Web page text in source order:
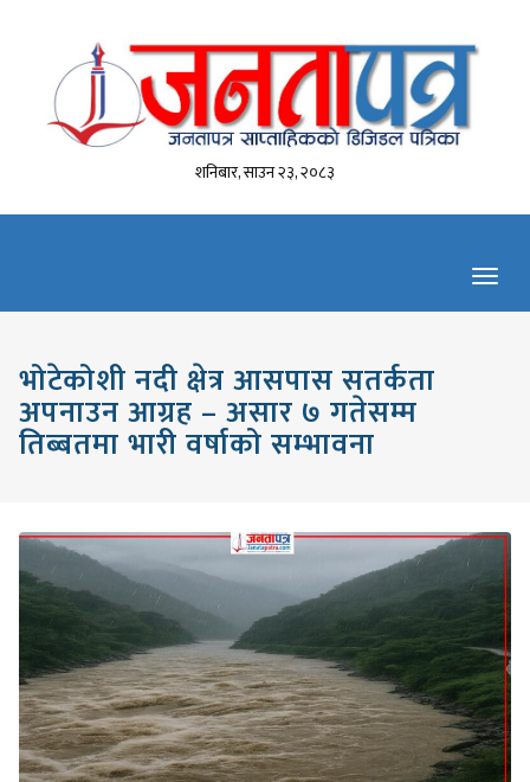
शनिबार, साउन २३, २०८३
भोटेकोशी नदी क्षेत्र आसपास सतर्कता
अपनाउन आग्रह – असार ७ गतेसम्म
तिब्बतमा भारी वर्षाको सम्भावना